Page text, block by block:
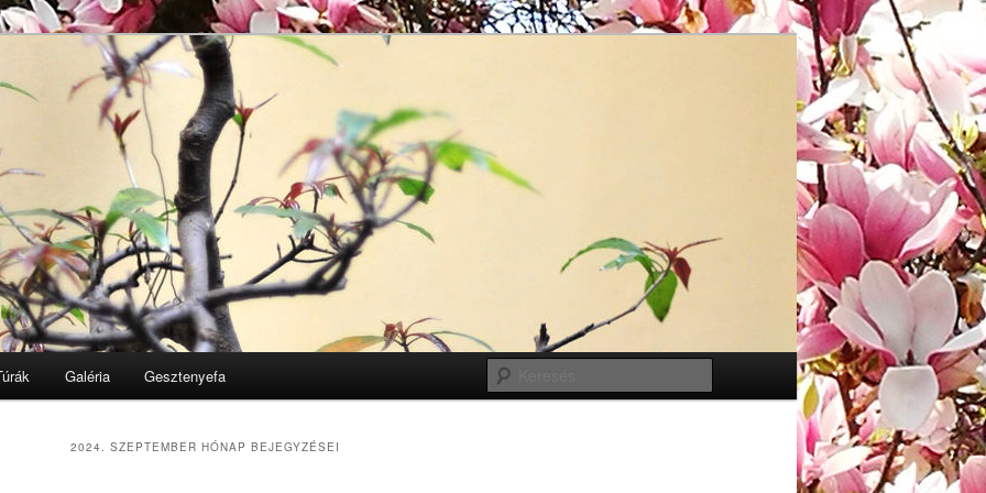
honlapja
Galéria Gesztenyefa
2024. SZEPTEMBER HÓNAP BEJEGYZÉSEI